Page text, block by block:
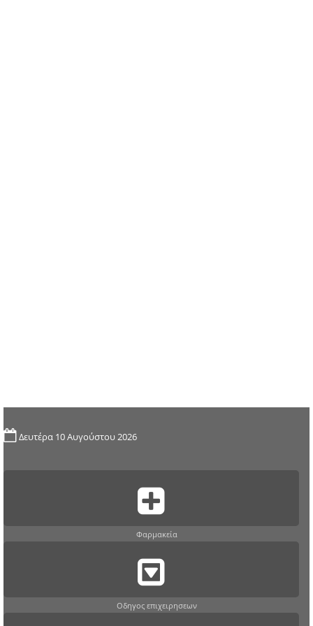
Δευτέρα 10 Αυγούστου 2026
Φαρμακεία
Οδηγος επιχειρησεων